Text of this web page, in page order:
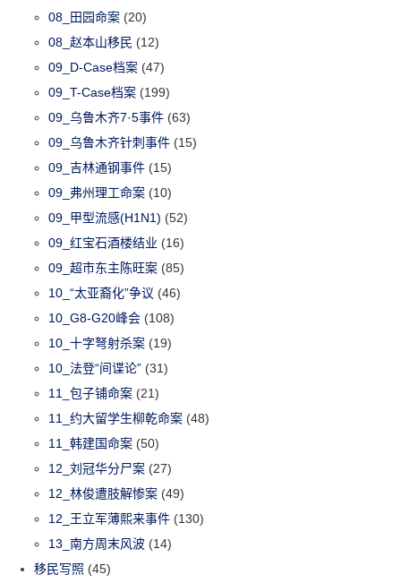
08_田园命案 (20)
08_赵本山移民 (12)
09_D-Case档案 (47)
09_T-Case档案 (199)
09_乌鲁木齐7·5事件 (63)
09_乌鲁木齐针刺事件 (15)
09_吉林通钢事件 (15)
09_弗州理工命案 (10)
09_甲型流感(H1N1) (52)
09_红宝石酒楼结业 (16)
09_超市东主陈旺案 (85)
10_“太亚裔化”争议 (46)
10_G8-G20峰会 (108)
10_十字弩射杀案 (19)
10_法登“间谍论” (31)
11_包子铺命案 (21)
11_约大留学生柳乾命案 (48)
11_韩建国命案 (50)
12_刘冠华分尸案 (27)
12_林俊遭肢解惨案 (49)
12_王立军薄熙来事件 (130)
13_南方周末风波 (14)
移民写照 (45)